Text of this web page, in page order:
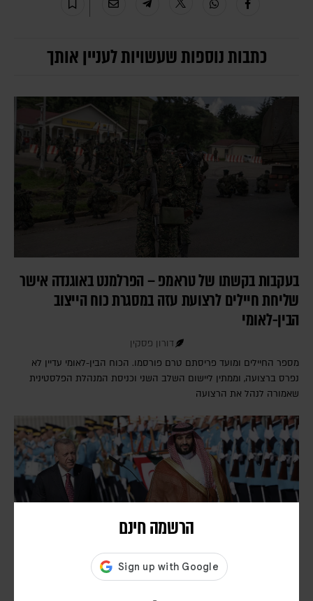
הרשמה חינם
כתבות נוספות שעשויות לעניין אותך
בעקבות בקשתו של טראמפ – הפרלמנט באוגנדה אישר
שליחת חיילים לרצועת עזה במסגרת כוח הייצוב
הבין-לאומי
דורון פסקין
מספר החיילים ומועד פריסתם טרם פורסמו. הכוח הבין-לאומי עדיין לא
נפרס ברצועה, וממתין ליישום השלב השני וכניסת המנהלת הפלסטינית
שאמורה לנהל את הרצועה